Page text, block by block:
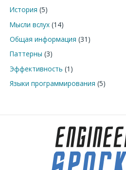
История (5)
Мысли вслух (14)
Общая информация (31)
Паттерны (3)
Эффективность (1)
Языки программирования (5)